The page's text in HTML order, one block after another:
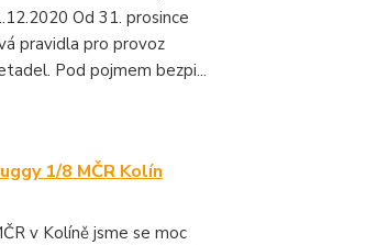
Od 31. prosince
pravidla pro provoz
Pod pojmem bezpi...
1/8 MČR Kolín
v Kolíně jsme se moc